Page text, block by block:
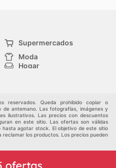
Supermercados
Moda
Hogar
reservados. Queda prohibido copiar o
antemano. Las fotografías, imágenes y
ilustrativos. Las precios con descuentos
en este sitio. Las ofertas son válidas
agotar stock. El objetivo de este sitio
los productos. Los precios pueden